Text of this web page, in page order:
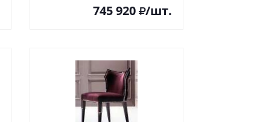
745 920 /шт.